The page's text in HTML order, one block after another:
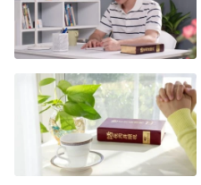
己的意思。张欣耐心地与
中去认识自己，可他丝毫
还是纠缠是非对错，抓着
最后，张欣找出分辨什么
则给爸爸看，让爸爸对照
表现，爸爸看了张欣一